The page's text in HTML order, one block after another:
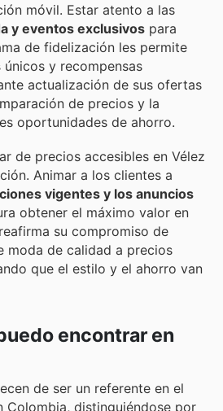
móvil. Estar atento a las
y eventos exclusivos para
de fidelización les permite
y recompensas
actualización de sus ofertas
de precios y la
oportunidades de ahorro.
de precios accesibles en Vélez
Animar a los clientes a
vigentes y los anuncios
obtener el máximo valor en
su compromiso de
moda de calidad a precios
que el estilo y el ahorro van
encontrar en
de ser un referente en el
Colombia, distinguiéndose por